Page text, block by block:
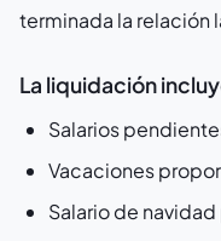
terminada la relación
La liquidación
Salarios
Vacaciones
Salario de